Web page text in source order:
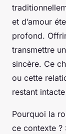
et d’amour
profond.
transmettre
sincère. Ce
ou cette
restant
Pourquoi la
ce contexte ?